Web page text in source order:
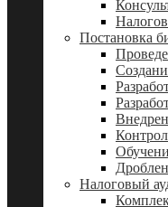
Постановка
Налоговый